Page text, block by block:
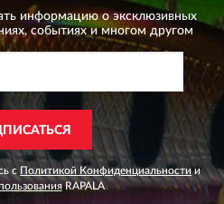
информацию о эксклюзивных
событиях и многом другом
сПолитикой Конфиденциальности и
RAPALA